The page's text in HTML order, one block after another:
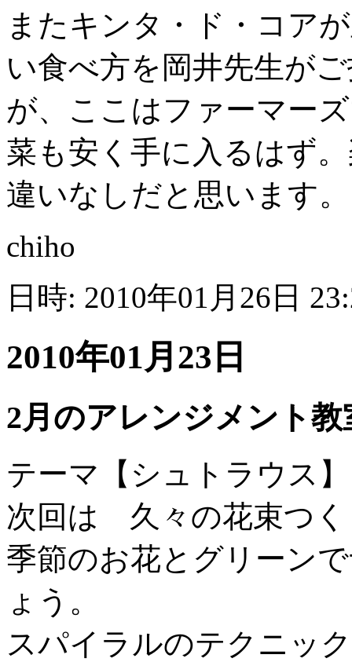
またキンタ・ド・コア
い食べ方を岡井先生が
が、ここはファーマー
菜も安く手に入るはず
違いなしだと思います。
chiho
日時: 2010年01月26日
2010年01月23日
2月のアレンジメント教
テーマ【シュトラウス】
次回は 久々の花束つく
季節のお花とグリーン
ょう。
スパイラルのテクニッ